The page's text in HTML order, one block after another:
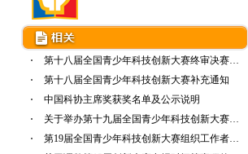
第十八届全国青少年科技创新大赛终审决赛的通知
第十八届全国青少年科技创新大赛补充通知
中国科协主席奖获奖名单及公示说明
关于举办第十九届全国青少年科技创新大赛的通知
第19届全国青少年科技创新大赛组织工作者培训…